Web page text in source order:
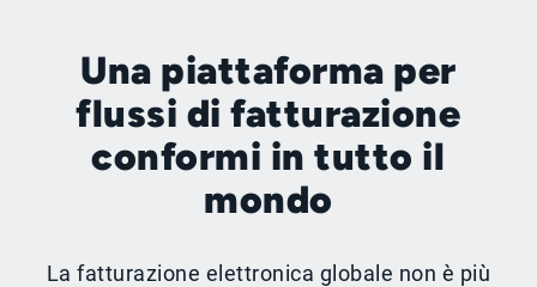
Una piattaforma per
flussi di fatturazione
conformi in tutto il
mondo
La fatturazione elettronica globale non è più